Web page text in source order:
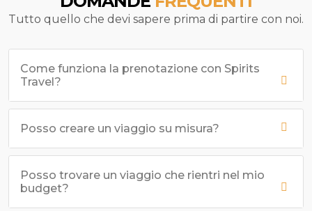
Tutto quello che devi sapere prima di partire con noi.
Come funziona la prenotazione con Spirits
Travel?
Posso creare un viaggio su misura?
Posso trovare un viaggio che rientri nel mio
budget?